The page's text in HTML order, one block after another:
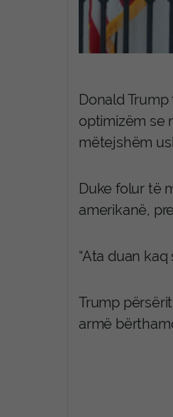
Donald
optimizëm se
mëtejshëm
Duke folur të
amerikanë,
“Ata duan
Trump
armë